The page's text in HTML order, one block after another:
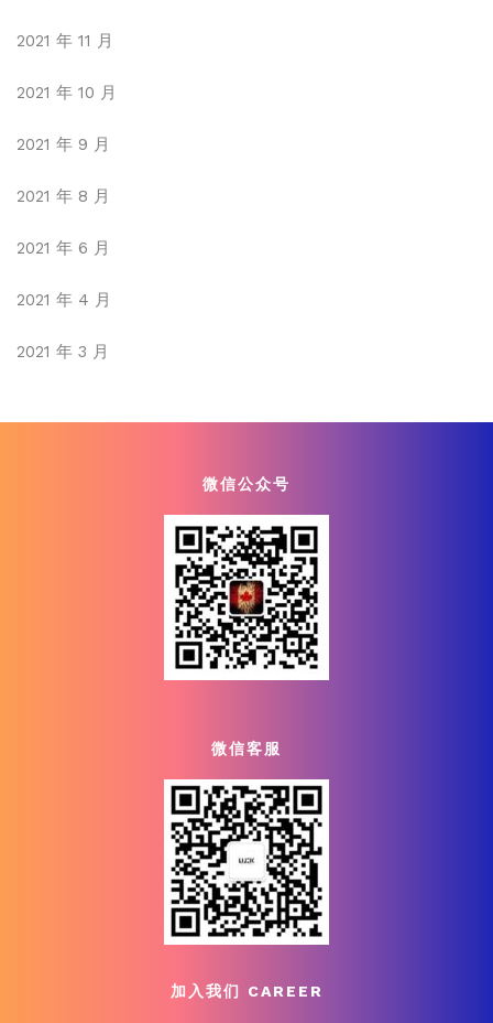
2021 年 11 月
2021 年 10 月
2021 年 9 月
2021 年 8 月
2021 年 6 月
2021 年 4 月
2021 年 3 月
微信公众号
微信客服
加入我们 CAREER